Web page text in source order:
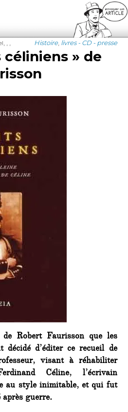
Catégories
Histoire, livres - CD - presse
Étiquettes
céliniens » de
Robert Faurisson que les
d’éditer ce recueil de
visant à réhabiliter
Céline, l’écrivain
au style inimitable, et qui fut
guerre.